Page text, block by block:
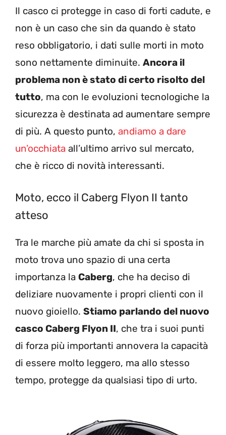
Il casco ci protegge in caso di forti cadute, e
non è un caso che sin da quando è stato
reso obbligatorio, i dati sulle morti in moto
sono nettamente diminuite. Ancora il
problema non è stato di certo risolto del
tutto, ma con le evoluzioni tecnologiche la
sicurezza è destinata ad aumentare sempre
di più. A questo punto, andiamo a dare
un’occhiata all’ultimo arrivo sul mercato,
che è ricco di novità interessanti.
Moto, ecco il Caberg Flyon II tanto
atteso
Tra le marche più amate da chi si sposta in
moto trova uno spazio di una certa
importanza la Caberg, che ha deciso di
deliziare nuovamente i propri clienti con il
nuovo gioiello. Stiamo parlando del nuovo
casco Caberg Flyon II, che tra i suoi punti
di forza più importanti annovera la capacità
di essere molto leggero, ma allo stesso
tempo, protegge da qualsiasi tipo di urto.